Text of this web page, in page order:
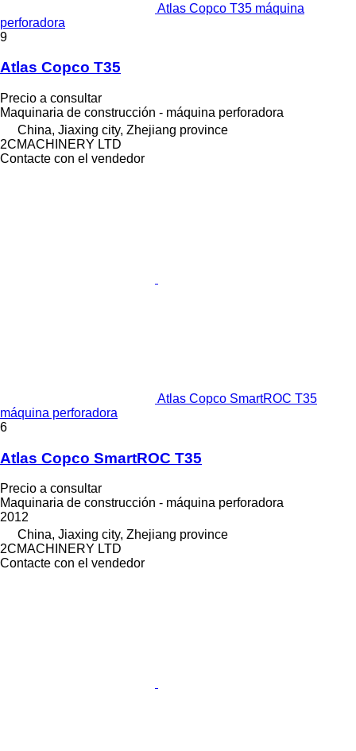
Atlas Copco T35 máquina
perforadora
9
Atlas Copco T35
Precio a consultar
Maquinaria de construcción - máquina perforadora
China, Jiaxing city, Zhejiang province
2CMACHINERY LTD
Contacte con el vendedor
Atlas Copco SmartROC T35
máquina perforadora
6
Atlas Copco SmartROC T35
Precio a consultar
Maquinaria de construcción - máquina perforadora
2012
China, Jiaxing city, Zhejiang province
2CMACHINERY LTD
Contacte con el vendedor